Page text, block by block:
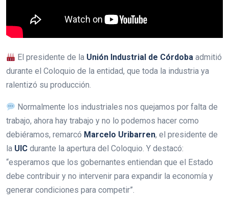
El presidente de la Unión Industrial de Córdobaadmitió
durante el Coloquio de la entidad, que toda la industria ya
ralentizó su producción.
Normalmente los industriales nos quejamos por falta de
trabajo, ahora hay trabajo y no lo podemos hacer como
debiéramos, remarcó Marcelo Uribarren, el presidente de
la UIC durante la apertura del Coloquio. Y destacó:
“esperamos que los gobernantes entiendan que el Estado
debe contribuir y no intervenir para expandir la economía y
generar condiciones para competir”.